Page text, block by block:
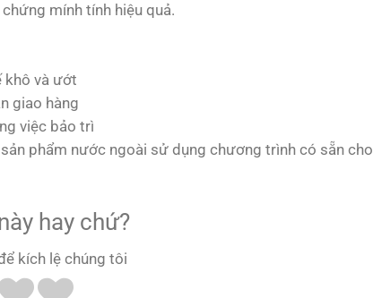
mính tính hiệu quả.
khô và ướt
giao hàng
việc bảo trì
phẩm nước ngoài sử dụng chương trình có sẵn cho
hay chứ?
kích lệ chúng tôi